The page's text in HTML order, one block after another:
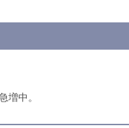
増中。